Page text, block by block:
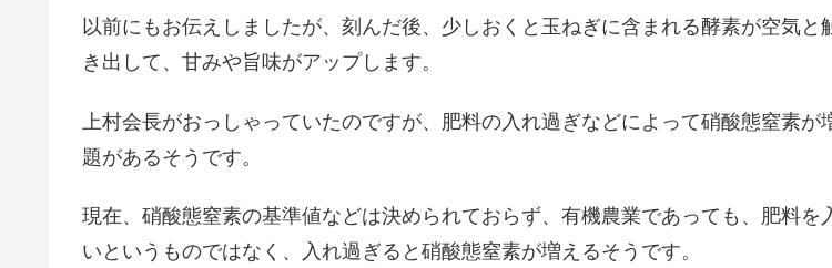
以前にもお伝えしましたが、刻んだ後、少しおくと玉ねぎに含まれる酵素が空気と
き出して、甘みや旨味がアップします。
上村会長がおっしゃっていたのですが、肥料の入れ過ぎなどによって硝酸態窒素が
題があるそうです。
現在、硝酸態窒素の基準値などは決められておらず、有機農業であっても、肥料を
いというものではなく、入れ過ぎると硝酸態窒素が増えるそうです。